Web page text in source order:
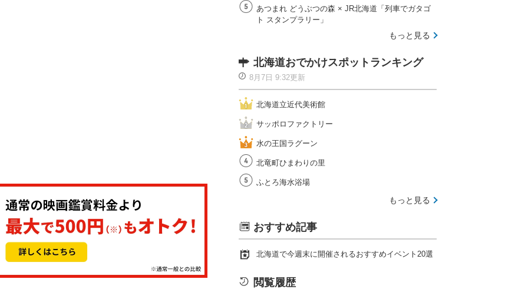
あつまれ どうぶつの森 × JR北海道「列車でガタゴ
ト スタンプラリー」
もっと見る
北海道おでかけスポットランキング
8月7日 9:32更新
北海道立近代美術館
サッポロファクトリー
水の王国ラグーン
北竜町ひまわりの里
ふとろ海水浴場
もっと見る
おすすめ記事
北海道で今週末に開催されるおすすめイベント20選
閲覧履歴